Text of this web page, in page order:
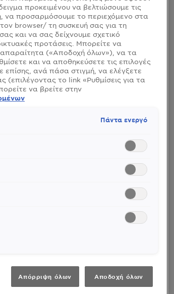
προκειμένου να βελτιώσουμε τις
να προσαρμόσουμε το περιεχόμενο στα
browser/ τη συσκευή σας για τη
και να σας δείχνουμε σχετικό
προτάσεις. Μπορείτε να
απαραίτητα («Αποδοχή όλων»), να τα
και να αποθηκεύσετε τις επιλογές
ανά πάσα στιγμή, να ελέγξετε
(επιλέγοντας το link «Ρυθμίσεις για τα
να βρείτε στην
Πάντα ενεργό
Απόρριψη όλων Αποδοχή όλων